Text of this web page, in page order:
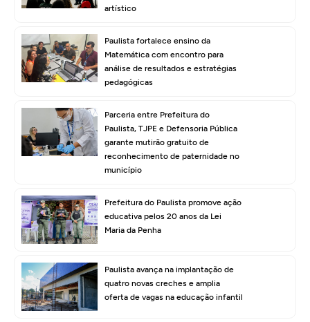
artístico
Paulista fortalece ensino da
Matemática com encontro para
análise de resultados e estratégias
pedagógicas
Parceria entre Prefeitura do
Paulista, TJPE e Defensoria Pública
garante mutirão gratuito de
reconhecimento de paternidade no
município
Prefeitura do Paulista promove ação
educativa pelos 20 anos da Lei
Maria da Penha
Paulista avança na implantação de
quatro novas creches e amplia
oferta de vagas na educação infantil